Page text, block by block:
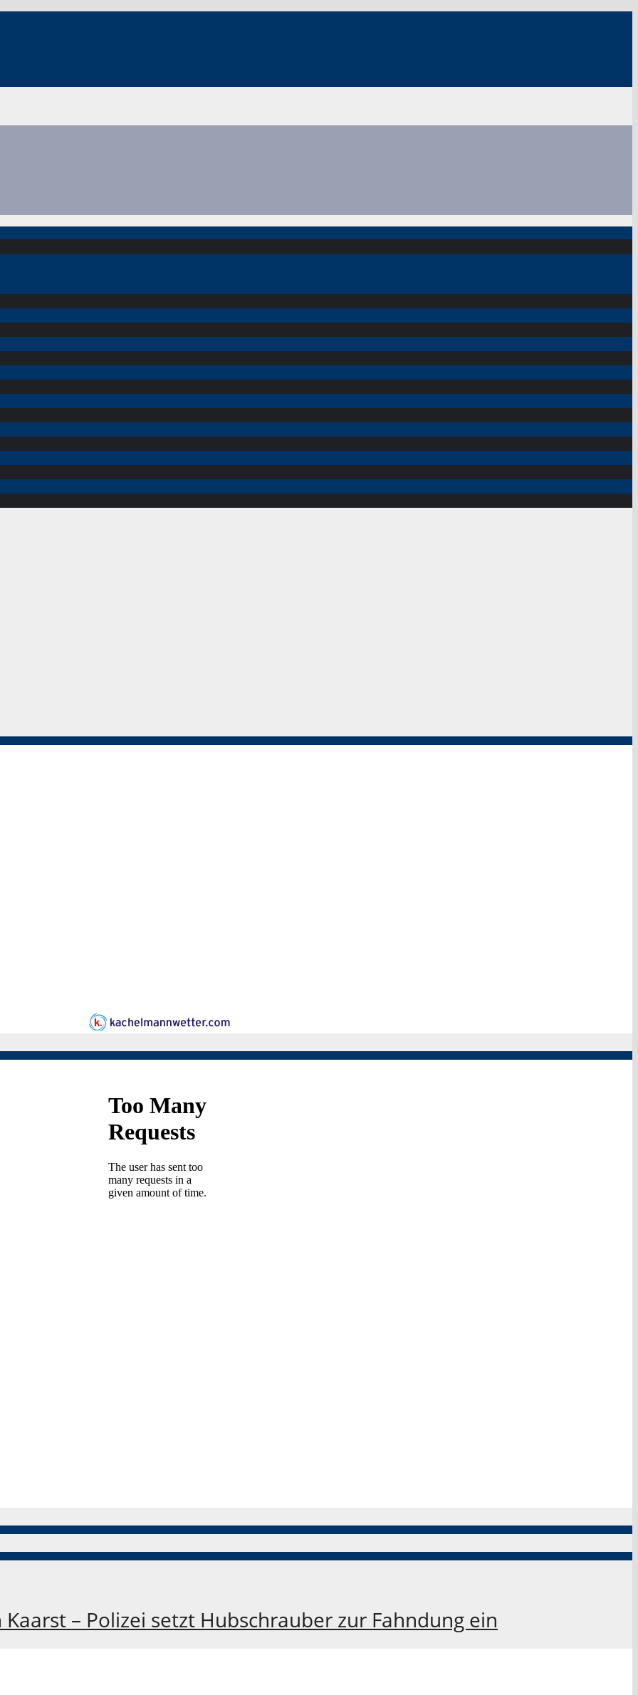
– Polizei setzt Hubschrauber zur Fahndung ein